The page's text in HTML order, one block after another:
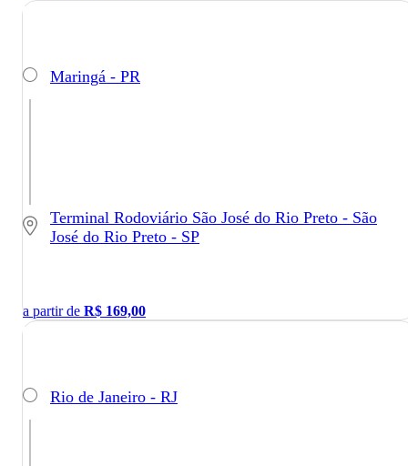
Maringá - PR
Terminal Rodoviário São José do Rio Preto - São
José do Rio Preto - SP
a partir de R$ 169,00
Rio de Janeiro - RJ